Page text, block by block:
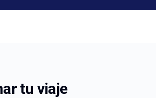
tu viaje